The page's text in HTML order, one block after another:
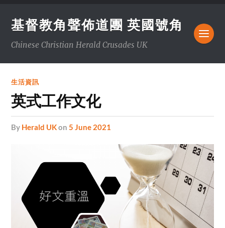
基督教角聲佈道團 英國號角
Chinese Christian Herald Crusades UK
生活資訊
英式工作文化
by Herald UKon5 June 2021